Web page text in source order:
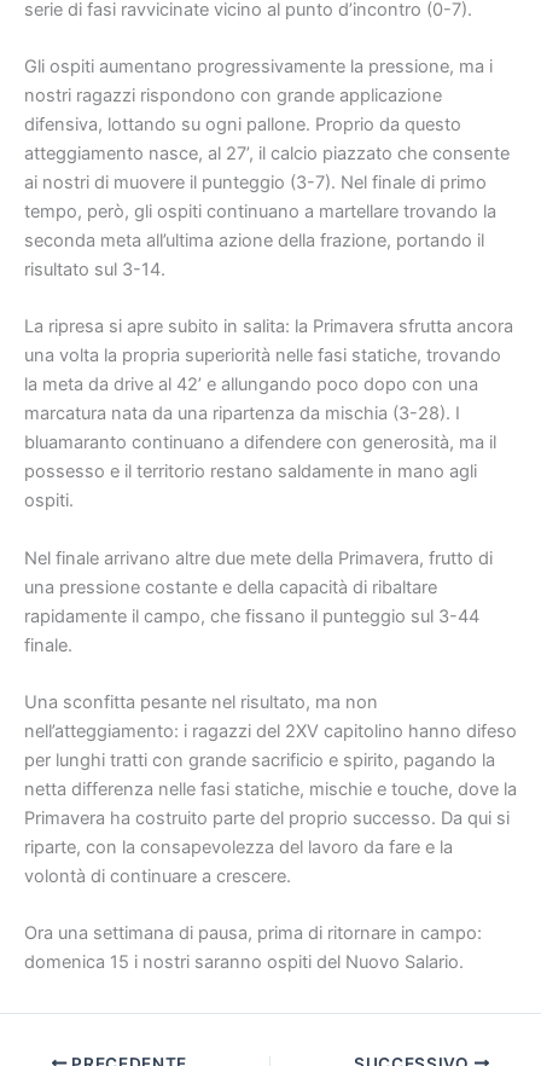
serie di fasi ravvicinate vicino al punto d’incontro (0-7).
Gli ospiti aumentano progressivamente la pressione, ma i
nostri ragazzi rispondono con grande applicazione
difensiva, lottando su ogni pallone. Proprio da questo
atteggiamento nasce, al 27’, il calcio piazzato che consente
ai nostri di muovere il punteggio (3-7). Nel finale di primo
tempo, però, gli ospiti continuano a martellare trovando la
seconda meta all’ultima azione della frazione, portando il
risultato sul 3-14.
La ripresa si apre subito in salita: la Primavera sfrutta ancora
una volta la propria superiorità nelle fasi statiche, trovando
la meta da drive al 42’ e allungando poco dopo con una
marcatura nata da una ripartenza da mischia (3-28). I
bluamaranto continuano a difendere con generosità, ma il
possesso e il territorio restano saldamente in mano agli
ospiti.
Nel finale arrivano altre due mete della Primavera, frutto di
una pressione costante e della capacità di ribaltare
rapidamente il campo, che fissano il punteggio sul 3-44
finale.
Una sconfitta pesante nel risultato, ma non
nell’atteggiamento: i ragazzi del 2XV capitolino hanno difeso
per lunghi tratti con grande sacrificio e spirito, pagando la
netta differenza nelle fasi statiche, mischie e touche, dove la
Primavera ha costruito parte del proprio successo. Da qui si
riparte, con la consapevolezza del lavoro da fare e la
volontà di continuare a crescere.
Ora una settimana di pausa, prima di ritornare in campo:
domenica 15 i nostri saranno ospiti del Nuovo Salario.